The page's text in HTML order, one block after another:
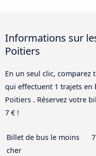
Informations sur
Poitiers
En un seul clic, comparez
qui effectuent 1 trajets en
Poitiers . Réservez votre
7 € !
Billet de bus le moins
cher